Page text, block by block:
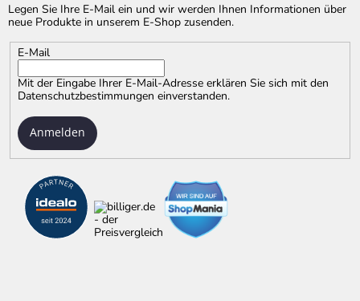
Legen Sie Ihre E-Mail ein und wir werden Ihnen Informationen über
neue Produkte in unserem E-Shop zusenden.
E-Mail
Mit der Eingabe Ihrer E-Mail-Adresse erklären Sie sich mit den
Datenschutzbestimmungen einverstanden.
Anmelden